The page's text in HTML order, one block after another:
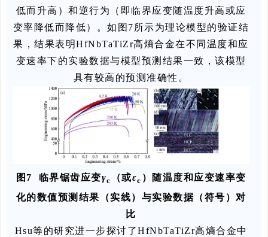
低而升高）和逆行为（即临界应变随温度升高或应
变率降低而降低）。如图7所示为理论模型的验证结
果，结果表明HfNbTaTiZr高熵合金在不同温度和应
变速率下的实验数据与模型预测结果一致，该模型
具有较高的预测准确性。
图7 临界锯齿应变γc （或εc ）随温度和应变速率变
化的数值预测结果（实线）与实验数据（符号）对
比
Hsu等的研究进一步探讨了HfNbTaTiZr高熵合金中